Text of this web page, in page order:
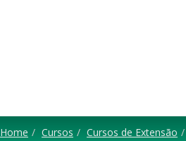
Home Cursos Cursos de Extensão